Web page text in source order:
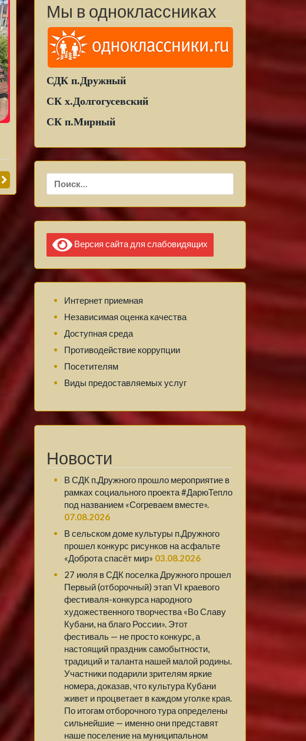
Мы в одноклассниках
СДК п.Дружный
СК х.Долгогусевский
СК п.Мирный
Найти:
Версия сайта для слабовидящих
Интернет приемная
Независимая оценка качества
Доступная среда
Противодействие коррупции
Посетителям
Виды предоставляемых услуг
Новости
В СДК п.Дружного прошло мероприятие в
рамках социального проекта #ДарюТепло
под названием «Согреваем вместе».
07.08.2026
В сельском доме культуры п.Дружного
прошел конкурс рисунков на асфальте
«Доброта спасёт мир» 03.08.2026
27 июля в СДК поселка Дружного прошел
Первый (отборочный) этап VI краевого
фестиваля-конкурса народного
художественного творчества «Во Славу
Кубани, на благо России». Этот
фестиваль — не просто конкурс, а
настоящий праздник самобытности,
традиций и таланта нашей малой родины.
Участники подарили зрителям яркие
номера, доказав, что культура Кубани
живет и процветает в каждом уголке края.
По итогам отборочного тура определены
сильнейшие — именно они представят
наше поселение на муниципальном